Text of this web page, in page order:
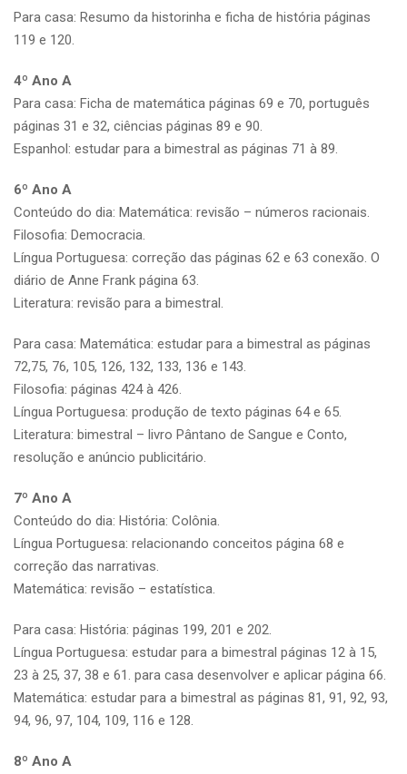
Para casa: Resumo da historinha e ficha de história páginas
119 e 120.
4º Ano A
Para casa: Ficha de matemática páginas 69 e 70, português
páginas 31 e 32, ciências páginas 89 e 90.
Espanhol: estudar para a bimestral as páginas 71 à 89.
6º Ano A
Conteúdo do dia: Matemática: revisão – números racionais.
Filosofia: Democracia.
Língua Portuguesa: correção das páginas 62 e 63 conexão. O
diário de Anne Frank página 63.
Literatura: revisão para a bimestral.
Para casa: Matemática: estudar para a bimestral as páginas
72,75, 76, 105, 126, 132, 133, 136 e 143.
Filosofia: páginas 424 à 426.
Língua Portuguesa: produção de texto páginas 64 e 65.
Literatura: bimestral – livro Pântano de Sangue e Conto,
resolução e anúncio publicitário.
7º Ano A
Conteúdo do dia: História: Colônia.
Língua Portuguesa: relacionando conceitos página 68 e
correção das narrativas.
Matemática: revisão – estatística.
Para casa: História: páginas 199, 201 e 202.
Língua Portuguesa: estudar para a bimestral páginas 12 à 15,
23 à 25, 37, 38 e 61. para casa desenvolver e aplicar página 66.
Matemática: estudar para a bimestral as páginas 81, 91, 92, 93,
94, 96, 97, 104, 109, 116 e 128.
8º Ano A